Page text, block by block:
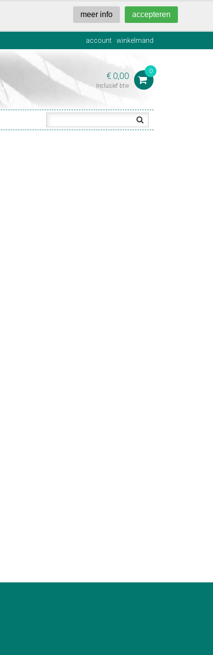
accepteren
meer info
account winkelmand

0
€ 0,00
Inclusief btw